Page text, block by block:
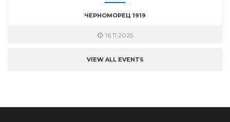
ЧЕРНОМОРЕЦ 1919
16.11.2025
VIEW ALL EVENTS